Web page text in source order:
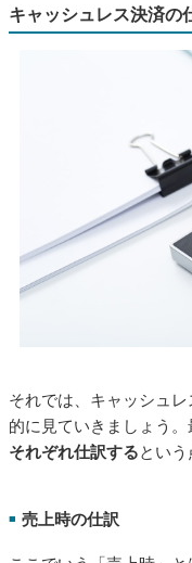
キャッシュレス決済の
それでは、キャッシュ
的に見ていきましょう。
それぞれ仕訳するという
■ 売上時の仕訳